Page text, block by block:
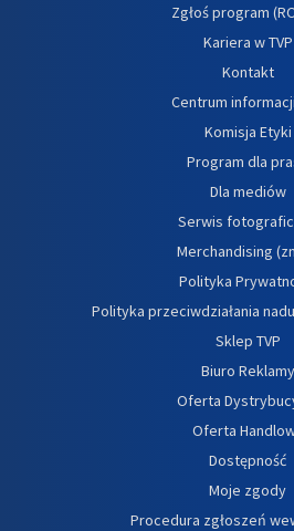
Zgłoś program
Kariera w TVP
Kontakt
Centrum
Komisja Etyki
Program dla
Dla mediów
Serwis
Merchandising
Polityka
Polityka przeciwdziałania
Sklep TVP
Biuro Reklamy
Oferta
Oferta
Dostępność
Moje zgody
Procedura zgłoszeń